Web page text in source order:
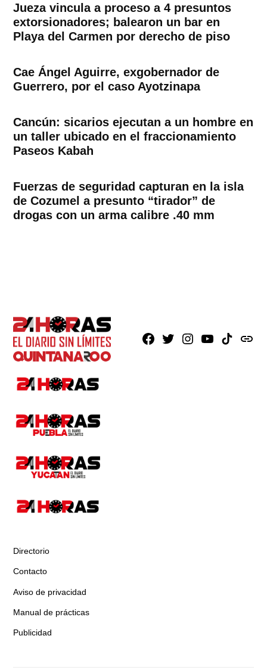
Jueza vincula a proceso a 4 presuntos
extorsionadores; balearon un bar en
Playa del Carmen por derecho de piso
Cae Ángel Aguirre, exgobernador de
Guerrero, por el caso Ayotzinapa
Cancún: sicarios ejecutan a un hombre en
un taller ubicado en el fraccionamiento
Paseos Kabah
Fuerzas de seguridad capturan en la isla
de Cozumel a presunto “tirador” de
drogas con un arma calibre .40 mm
Facebook
X Instagram
YoutubeTikTokissuu
Directorio
Contacto
Aviso de privacidad
Manual de prácticas
Publicidad